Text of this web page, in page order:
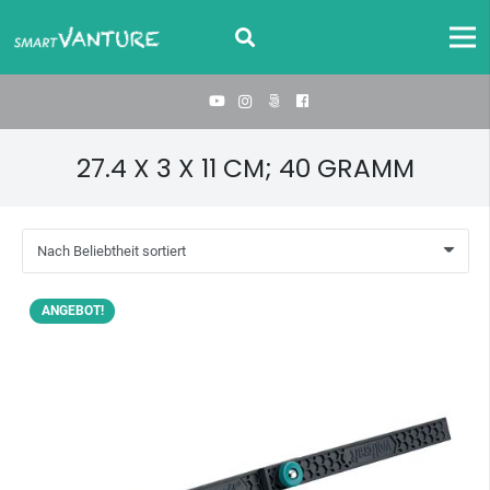
‎27.4 X 3 X 11 CM; 40 GRAMM
ANGEBOT!